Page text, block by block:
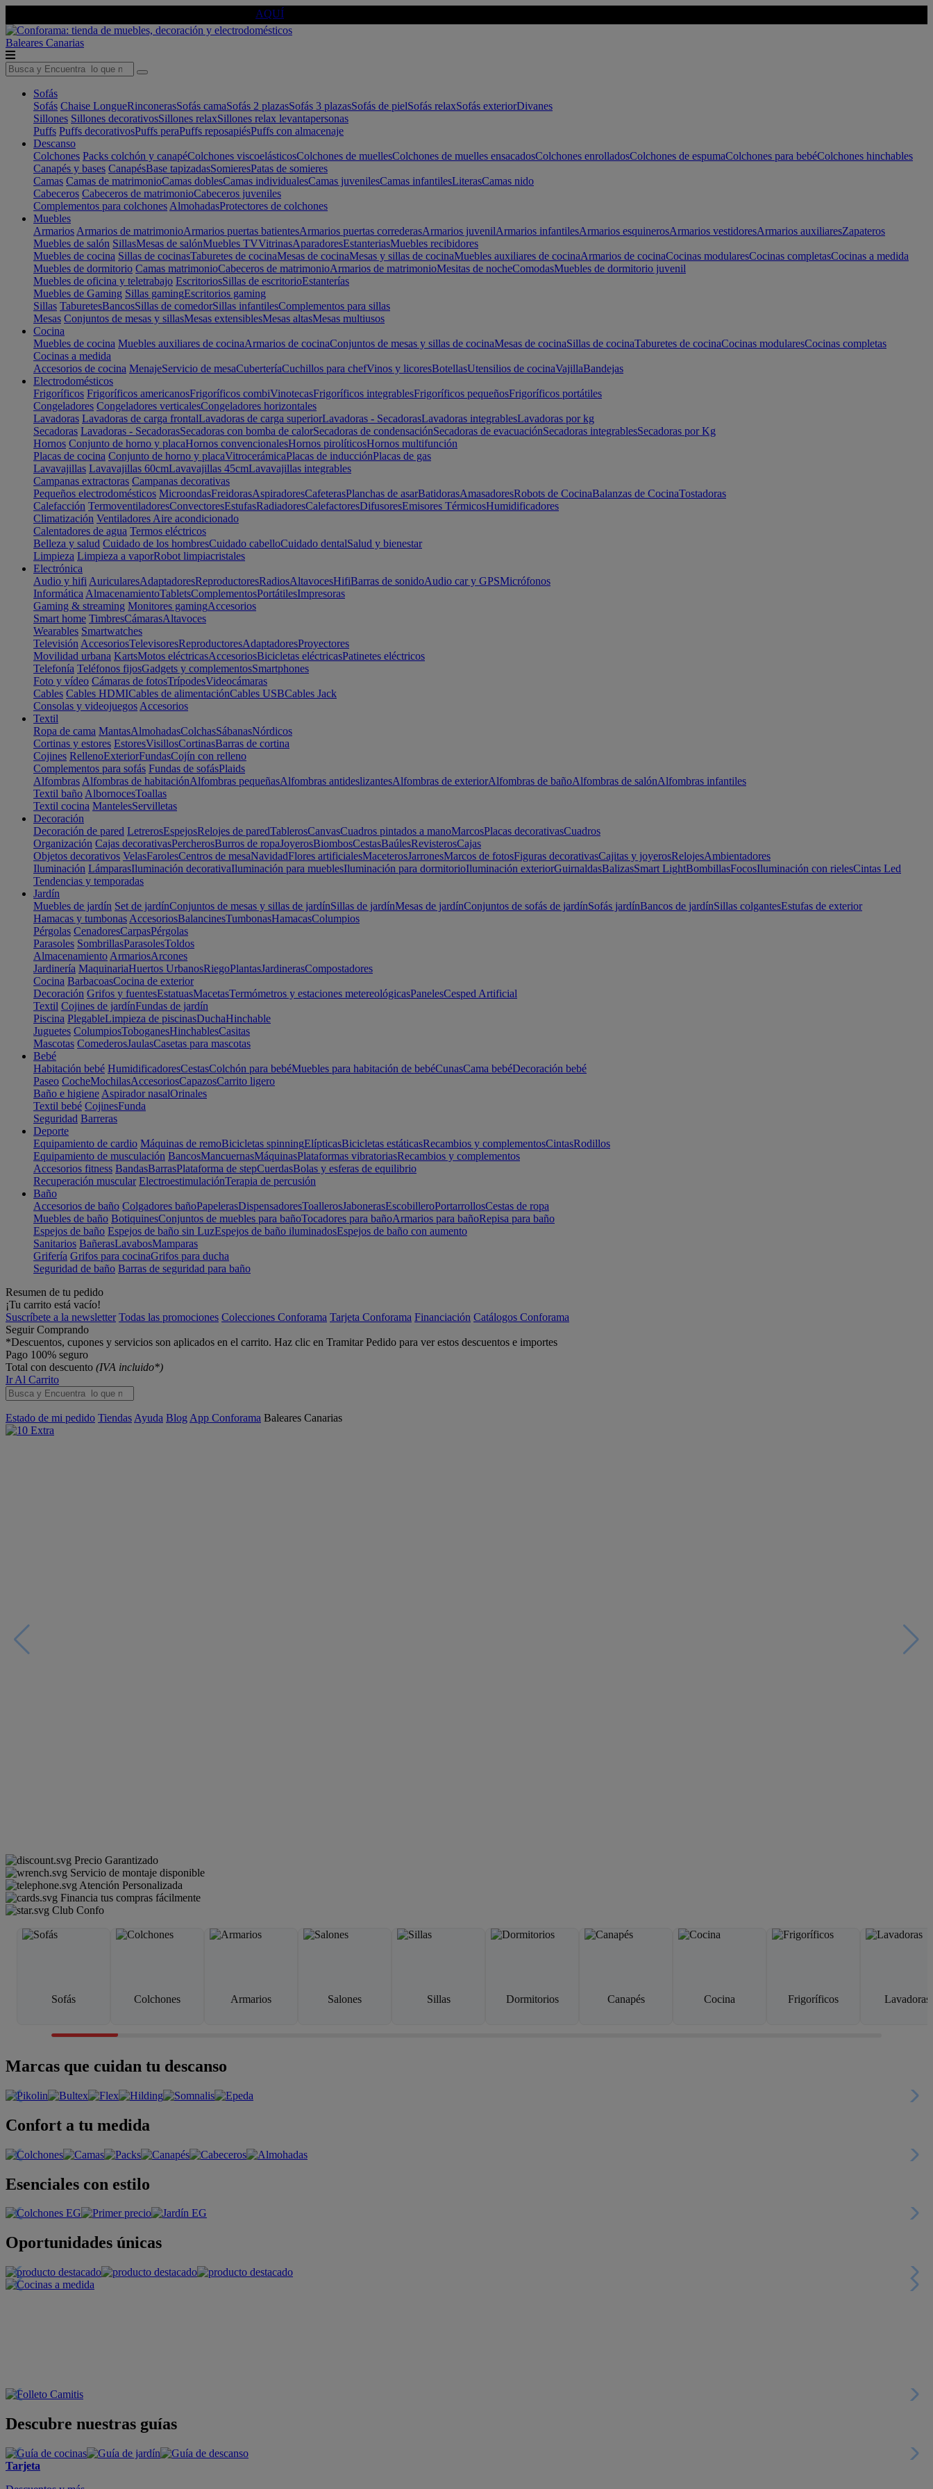
AQUÍ
Baleares Canarias
Sofás
Sofás Chaise LongueRinconerasSofás camaSofás 2 plazasSofás 3 plazasSofás de pielSofás relaxSofás exteriorDivanes
Sillones Sillones decorativosSillones relaxSillones relax levantapersonas
Puffs Puffs decorativosPuffs peraPuffs reposapiésPuffs con almacenaje
Descanso
Colchones Packs colchón y canapéColchones viscoelásticosColchones de muellesColchones de muelles ensacadosColchones enrolladosColchones de espumaColchones para bebéColchones hinchables
Canapés y bases CanapésBase tapizadasSomieresPatas de somieres
Camas Camas de matrimonioCamas doblesCamas individualesCamas juvenilesCamas infantilesLiterasCamas nido
Cabeceros Cabeceros de matrimonioCabeceros juveniles
Complementos para colchones AlmohadasProtectores de colchones
Muebles
Armarios Armarios de matrimonioArmarios puertas batientesArmarios puertas correderasArmarios juvenilArmarios infantilesArmarios esquinerosArmarios vestidoresArmarios auxiliaresZapateros
Muebles de salón SillasMesas de salónMuebles TVVitrinasAparadoresEstanteriasMuebles recibidores
Muebles de cocina Sillas de cocinasTaburetes de cocinaMesas de cocinaMesas y sillas de cocinaMuebles auxiliares de cocinaArmarios de cocinaCocinas modularesCocinas completasCocinas a medida
Muebles de dormitorio Camas matrimonioCabeceros de matrimonioArmarios de matrimonioMesitas de nocheComodasMuebles de dormitorio juvenil
Muebles de oficina y teletrabajo EscritoriosSillas de escritorioEstanterías
Muebles de Gaming Sillas gamingEscritorios gaming
Sillas TaburetesBancosSillas de comedorSillas infantilesComplementos para sillas
Mesas Conjuntos de mesas y sillasMesas extensiblesMesas altasMesas multiusos
Cocina
Muebles de cocina Muebles auxiliares de cocinaArmarios de cocinaConjuntos de mesas y sillas de cocinaMesas de cocinaSillas de cocinaTaburetes de cocinaCocinas modularesCocinas completas
Cocinas a medida
Accesorios de cocina MenajeServicio de mesaCuberteríaCuchillos para chefVinos y licoresBotellasUtensilios de cocinaVajillaBandejas
Electrodomésticos
Frigoríficos Frigoríficos americanosFrigoríficos combiVinotecasFrigoríficos integrablesFrigoríficos pequeñosFrigoríficos portátiles
Congeladores Congeladores verticalesCongeladores horizontales
Lavadoras Lavadoras de carga frontalLavadoras de carga superiorLavadoras - SecadorasLavadoras integrablesLavadoras por kg
Secadoras Lavadoras - SecadorasSecadoras con bomba de calorSecadoras de condensaciónSecadoras de evacuaciónSecadoras integrablesSecadoras por Kg
Hornos Conjunto de horno y placaHornos convencionalesHornos pirolíticosHornos multifunción
Placas de cocina Conjunto de horno y placaVitrocerámicaPlacas de inducciónPlacas de gas
Lavavajillas Lavavajillas 60cmLavavajillas 45cmLavavajillas integrables
Campanas extractoras Campanas decorativas
Pequeños electrodomésticos MicroondasFreidorasAspiradoresCafeterasPlanchas de asarBatidorasAmasadoresRobots de CocinaBalanzas de CocinaTostadoras
Calefacción TermoventiladoresConvectoresEstufasRadiadoresCalefactoresDifusoresEmisores TérmicosHumidificadores
Climatización Ventiladores Aire acondicionado
Calentadores de agua Termos eléctricos
Belleza y salud Cuidado de los hombresCuidado cabelloCuidado dentalSalud y bienestar
Limpieza Limpieza a vaporRobot limpiacristales
Electrónica
Audio y hifi AuricularesAdaptadoresReproductoresRadiosAltavocesHifiBarras de sonidoAudio car y GPSMicrófonos
Informática AlmacenamientoTabletsComplementosPortátilesImpresoras
Gaming & streaming Monitores gamingAccesorios
Smart home TimbresCámarasAltavoces
Wearables Smartwatches
Televisión AccesoriosTelevisoresReproductoresAdaptadoresProyectores
Movilidad urbana KartsMotos eléctricasAccesoriosBicicletas eléctricasPatinetes eléctricos
Telefonía Teléfonos fijosGadgets y complementosSmartphones
Foto y vídeo Cámaras de fotosTrípodesVideocámaras
Cables Cables HDMICables de alimentaciónCables USBCables Jack
Consolas y videojuegos Accesorios
Textil
Ropa de cama MantasAlmohadasColchasSábanasNórdicos
Cortinas y estores EstoresVisillosCortinasBarras de cortina
Cojines RellenoExteriorFundasCojín con relleno
Complementos para sofás Fundas de sofásPlaids
Alfombras Alfombras de habitaciónAlfombras pequeñasAlfombras antideslizantesAlfombras de exteriorAlfombras de bañoAlfombras de salónAlfombras infantiles
Textil baño AlbornocesToallas
Textil cocina MantelesServilletas
Decoración
Decoración de pared LetrerosEspejosRelojes de paredTablerosCanvasCuadros pintados a manoMarcosPlacas decorativasCuadros
Organización Cajas decorativasPercherosBurros de ropaJoyerosBiombosCestasBaúlesRevisterosCajas
Objetos decorativos VelasFarolesCentros de mesaNavidadFlores artificialesMaceterosJarronesMarcos de fotosFiguras decorativasCajitas y joyerosRelojesAmbientadores
Iluminación LámparasIluminación decorativaIluminación para mueblesIluminación para dormitorioIluminación exteriorGuirnaldasBalizasSmart LightBombillasFocosIluminación con rielesCintas Led
Tendencias y temporadas
Jardín
Muebles de jardín Set de jardínConjuntos de mesas y sillas de jardínSillas de jardínMesas de jardínConjuntos de sofás de jardínSofás jardínBancos de jardínSillas colgantesEstufas de exterior
Hamacas y tumbonas AccesoriosBalancinesTumbonasHamacasColumpios
Pérgolas CenadoresCarpasPérgolas
Parasoles SombrillasParasolesToldos
Almacenamiento ArmariosArcones
Jardinería MaquinariaHuertos UrbanosRiegoPlantasJardinerasCompostadores
Cocina BarbacoasCocina de exterior
Decoración Grifos y fuentesEstatuasMacetasTermómetros y estaciones metereológicasPanelesCesped Artificial
Textil Cojines de jardínFundas de jardín
Piscina PlegableLimpieza de piscinasDuchaHinchable
Juguetes ColumpiosToboganesHinchablesCasitas
Mascotas ComederosJaulasCasetas para mascotas
Bebé
Habitación bebé HumidificadoresCestasColchón para bebéMuebles para habitación de bebéCunasCama bebéDecoración bebé
Paseo CocheMochilasAccesoriosCapazosCarrito ligero
Baño e higiene Aspirador nasalOrinales
Textil bebé CojinesFunda
Seguridad Barreras
Deporte
Equipamiento de cardio Máquinas de remoBicicletas spinningElípticasBicicletas estáticasRecambios y complementosCintasRodillos
Equipamiento de musculación BancosMancuernasMáquinasPlataformas vibratoriasRecambios y complementos
Accesorios fitness BandasBarrasPlataforma de stepCuerdasBolas y esferas de equilibrio
Recuperación muscular ElectroestimulaciónTerapia de percusión
Baño
Accesorios de baño Colgadores bañoPapelerasDispensadoresToallerosJabonerasEscobilleroPortarrollosCestas de ropa
Muebles de baño BotiquinesConjuntos de muebles para bañoTocadores para bañoArmarios para bañoRepisa para baño
Espejos de baño Espejos de baño sin LuzEspejos de baño iluminadosEspejos de baño con aumento
Sanitarios BañerasLavabosMamparas
Grifería Grifos para cocinaGrifos para ducha
Seguridad de baño Barras de seguridad para baño
Resumen de tu pedido
¡Tu carrito está vacío!
Suscríbete a la newsletter Todas las promociones Colecciones Conforama Tarjeta Conforama Financiación Catálogos Conforama
Seguir Comprando
*Descuentos, cupones y servicios son aplicados en el carrito. Haz clic en Tramitar Pedido para ver estos descuentos e importes
Pago 100% seguro
Total con descuento (IVA incluido*)
Ir Al Carrito
Estado de mi pedido Tiendas Ayuda Blog App Conforama Baleares Canarias
Precio Garantizado
Servicio de montaje disponible
Atención Personalizada
Financia tus compras fácilmente
Club Confo
Sofás Colchones Armarios Salones Sillas Dormitorios Canapés Cocina Frigoríficos Lavadoras
Marcas que cuidan tu descanso
Confort a tu medida
Esenciales con estilo
Oportunidades únicas
Descubre nuestras guías
Tarjeta